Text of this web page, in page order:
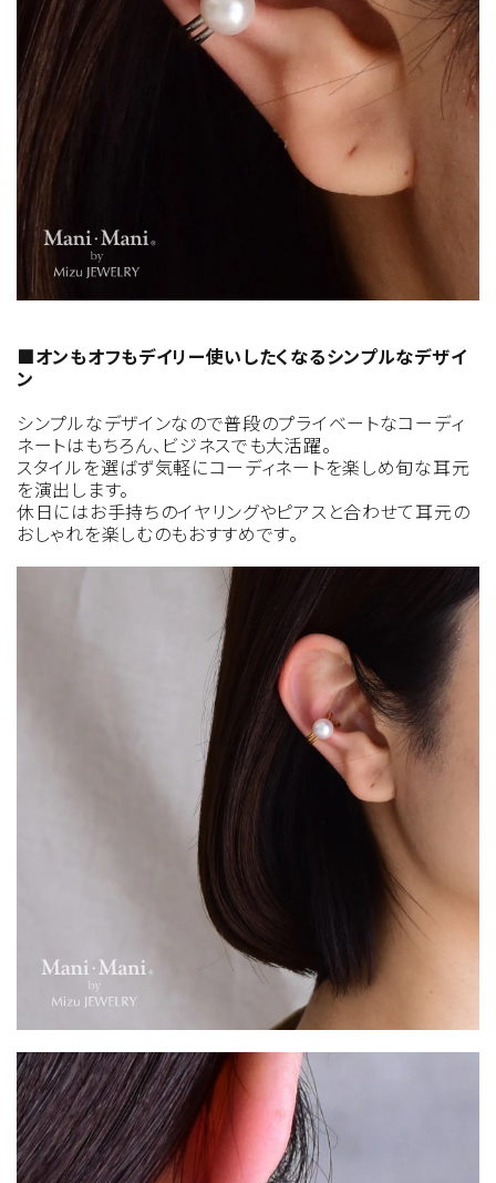
■オンもオフもデイリー使いしたくなるシンプルなデザイ
ン
シンプルなデザインなので普段のプライベートなコーディ
ネートはもちろん、ビジネスでも大活躍。
スタイルを選ばず気軽にコーディネートを楽しめ旬な耳元
を演出します。
休日にはお手持ちのイヤリングやピアスと合わせて耳元の
おしゃれを楽しむのもおすすめです。